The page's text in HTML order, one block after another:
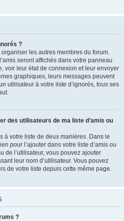
?
les autres membres du forum.
seront affichés dans votre panneau
voir leur état de connexion et leur envoyer
graphiques, leurs messages peuvent
utilisateur à votre liste d’ignorés, tous ses
des utilisateurs de ma liste d’amis ou
à votre liste de deux manières. Dans le
pour l’ajouter dans votre liste d’amis ou
de l’utilisateur, vous pouvez ajouter
leur nom d’utilisateur. Vous pouvez
de votre liste depuis cette même page.
?